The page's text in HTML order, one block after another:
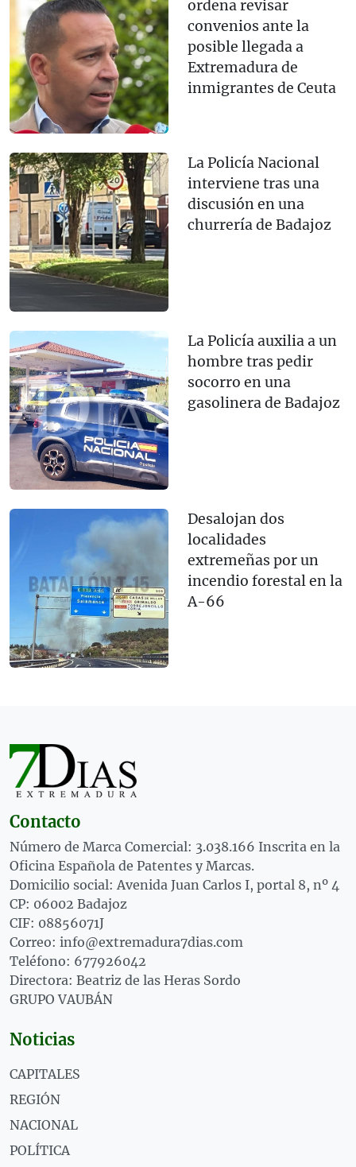
ordena revisar
convenios ante la
posible llegada a
Extremadura de
inmigrantes de Ceuta
La Policía Nacional
interviene tras una
discusión en una
churrería de Badajoz
La Policía auxilia a un
hombre tras pedir
socorro en una
gasolinera de Badajoz
Desalojan dos
localidades
extremeñas por un
incendio forestal en la
A-66
Contacto
Número de Marca Comercial: 3.038.166 Inscrita en la
Oficina Española de Patentes y Marcas.
Domicilio social: Avenida Juan Carlos I, portal 8, nº 4
CP: 06002 Badajoz
CIF: 08856071J
Correo: info@extremadura7dias.com
Teléfono: 677926042
Directora: Beatriz de las Heras Sordo
GRUPO VAUBÁN
Noticias
CAPITALES
REGIÓN
NACIONAL
POLÍTICA